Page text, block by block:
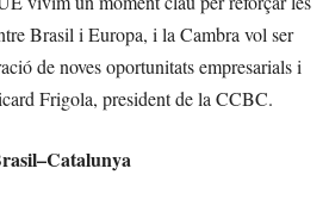
Brasil i Europa, i la Cambra vol ser
de noves oportunitats empresarials i
Frigola, president de la CCBC.